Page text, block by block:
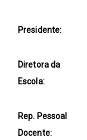
Presidente:
Diretora da
Escola:
Rep. Pessoal
Docente: